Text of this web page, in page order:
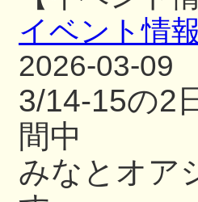
イベント情報
2026-03-09
3/14-15の2
間中
みなとオア